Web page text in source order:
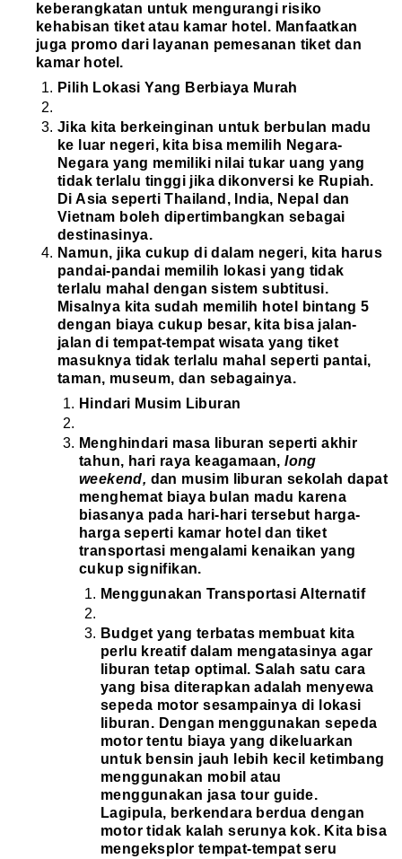
keberangkatan untuk mengurangi risiko
kehabisan tiket atau kamar hotel. Manfaatkan
juga promo dari layanan pemesanan tiket dan
kamar hotel.
Pilih Lokasi Yang Berbiaya Murah
Jika kita berkeinginan untuk berbulan madu
ke luar negeri, kita bisa memilih Negara-
Negara yang memiliki nilai tukar uang yang
tidak terlalu tinggi jika dikonversi ke Rupiah.
Di Asia seperti Thailand, India, Nepal dan
Vietnam boleh dipertimbangkan sebagai
destinasinya.
Namun, jika cukup di dalam negeri, kita harus
pandai-pandai memilih lokasi yang tidak
terlalu mahal dengan sistem subtitusi.
Misalnya kita sudah memilih hotel bintang 5
dengan biaya cukup besar, kita bisa jalan-
jalan di tempat-tempat wisata yang tiket
masuknya tidak terlalu mahal seperti pantai,
taman, museum, dan sebagainya.
Hindari Musim Liburan
Menghindari masa liburan seperti akhir
tahun, hari raya keagamaan,long
weekend, dan musim liburan sekolah dapat
menghemat biaya bulan madu karena
biasanya pada hari-hari tersebut harga-
harga seperti kamar hotel dan tiket
transportasi mengalami kenaikan yang
cukup signifikan.
Menggunakan Transportasi Alternatif
Budget yang terbatas membuat kita
perlu kreatif dalam mengatasinya agar
liburan tetap optimal. Salah satu cara
yang bisa diterapkan adalah menyewa
sepeda motor sesampainya di lokasi
liburan. Dengan menggunakan sepeda
motor tentu biaya yang dikeluarkan
untuk bensin jauh lebih kecil ketimbang
menggunakan mobil atau
menggunakan jasa tour guide.
Lagipula, berkendara berdua dengan
motor tidak kalah serunya kok. Kita bisa
mengeksplor tempat-tempat seru